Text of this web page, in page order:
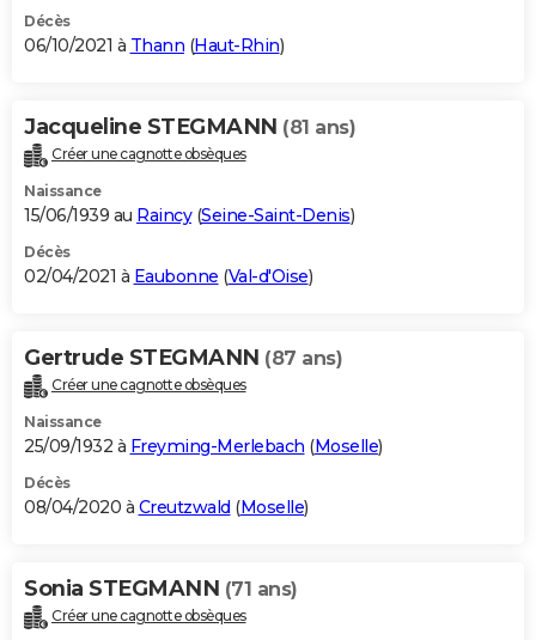
Décès
06/10/2021 à Thann (Haut-Rhin)
Jacqueline STEGMANN (81 ans)
Créer une cagnotte obsèques
Naissance
15/06/1939 au Raincy(Seine-Saint-Denis)
Décès
02/04/2021 à Eaubonne (Val-d'Oise)
Gertrude STEGMANN (87 ans)
Créer une cagnotte obsèques
Naissance
25/09/1932 à Freyming-Merlebach (Moselle)
Décès
08/04/2020 à Creutzwald (Moselle)
Sonia STEGMANN (71 ans)
Créer une cagnotte obsèques